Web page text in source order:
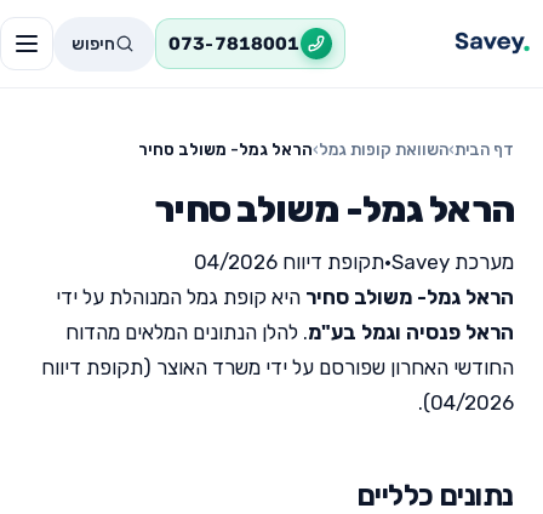
073-7818001 חיפוש
דף הבית›השוואת קופות גמל›הראל גמל- משולב סחיר
הראל גמל- משולב סחיר
מערכת Savey •תקופת דיווח 04/2026
הראל גמל- משולב סחיר היא קופת גמל המנוהלת על ידי
הראל פנסיה וגמל בע"מ. להלן הנתונים המלאים מהדוח
החודשי האחרון שפורסם על ידי משרד האוצר (תקופת דיווח
04/2026).
נתונים כלליים